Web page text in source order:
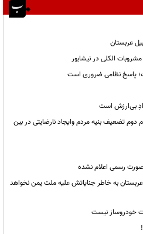
عربستان
پاسخ نظامی ضروری است
بی‌ارزش است
دوم تضعیف بنیه مردم وایجاد نارضایتی در بین
رسمی اعلام نشده
به خاطر جنایاتش علیه ملت یمن نخواهد
خودروساز نیست